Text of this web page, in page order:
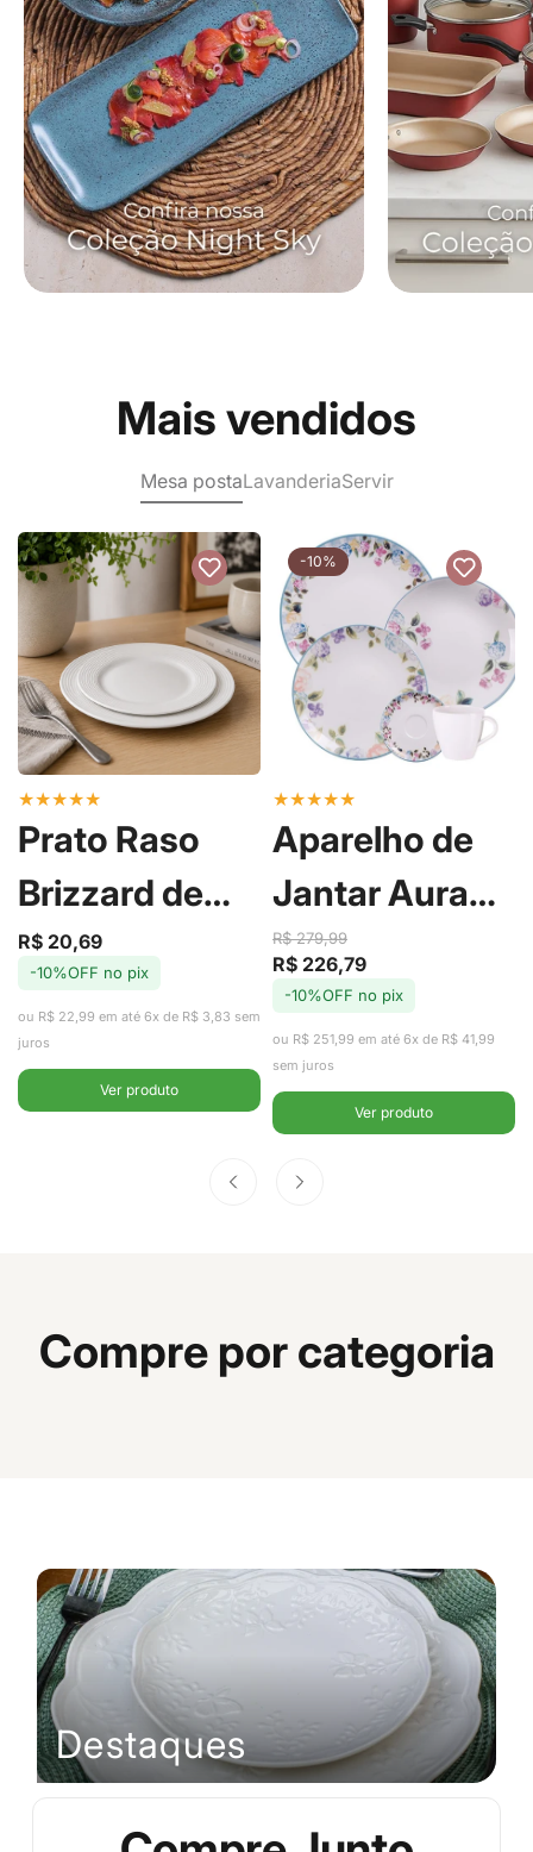
Mais vendidos
Mesa postaLavanderiaServir
★★★★★
Prato Raso
Brizzard de
Porcelana
26,7cm -
L'Hermitage
Preço
de
R$ 20,69
Preço
regular
-10%OFF no pix
ou R$ 22,99 em até 6x de R$ 3,83 sem
juros
Ver produto
-10%
★★★★★
Aparelho de
Jantar Aura
com 20 Peças
de Porcelana -
Tramontina
Preço
de
R$ 226,79
Preço
regular
R$ 279,99
-10%OFF no pix
ou R$ 251,99 em até 6x de R$ 41,99
sem juros
Ver produto
Compre por categoria
Mesa posta
Destaques